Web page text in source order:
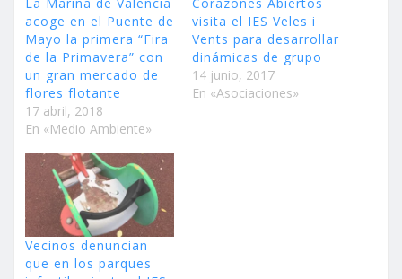
acoge en el Puente de
Mayo la primera “Fira
de la Primavera” con
un gran mercado de
flores flotante
17 abril, 2018
En «Medio Ambiente»
visita el IES Veles i
Vents para desarrollar
dinámicas de grupo
14 junio, 2017
En «Asociaciones»
Vecinos denuncian
que en los parques